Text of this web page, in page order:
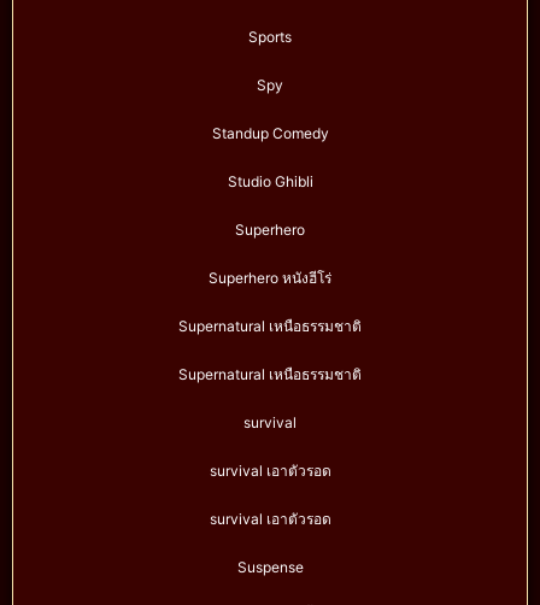
Sports
Spy
Standup Comedy
Studio Ghibli
Superhero
Superhero หนังฮีโร่
Supernatural เหนือธรรมชาติ
Supernatural เหนือธรรมชาติ
survival
survival เอาตัวรอด
survival เอาตัวรอด
Suspense